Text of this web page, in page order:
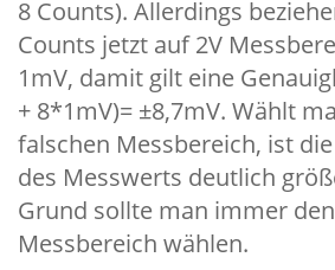
8 Counts). Allerdings
Counts jetzt auf 2V
1mV, damit gilt eine
+ 8*1mV)= ±8,7mV. Wählt
falschen Messbereich, ist
des Messwerts deutlich
Grund sollte man immer
Messbereich wählen.